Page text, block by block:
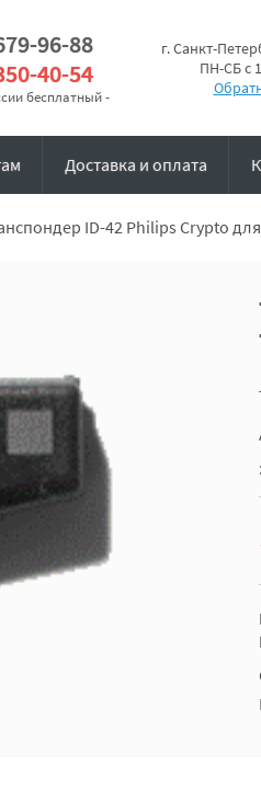
96-88
40-54
бесплатный -
г. Санкт-
ПН-СБ с
Доставка и оплата
ID-42 Philips Crypto для